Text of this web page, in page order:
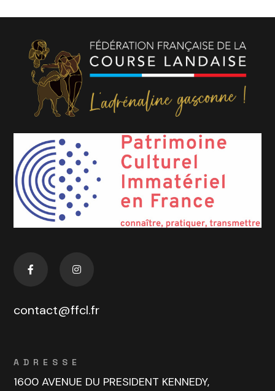
contact@ffcl.fr
ADRESSE
1600 AVENUE DU PRESIDENT KENNEDY,